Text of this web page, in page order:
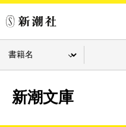
新潮文庫